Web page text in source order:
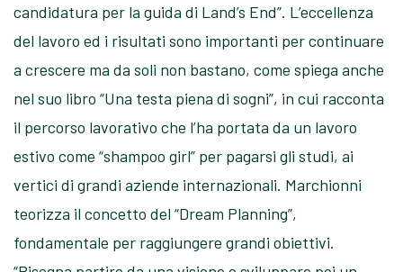
candidatura per la guida di Land’s End”. L’eccellenza
del lavoro ed i risultati sono importanti per continuare
a crescere ma da soli non bastano, come spiega anche
nel suo libro “Una testa piena di sogni”, in cui racconta
il percorso lavorativo che l’ha portata da un lavoro
estivo come “shampoo girl” per pagarsi gli studi, ai
vertici di grandi aziende internazionali. Marchionni
teorizza il concetto del “Dream Planning”,
fondamentale per raggiungere grandi obiettivi.